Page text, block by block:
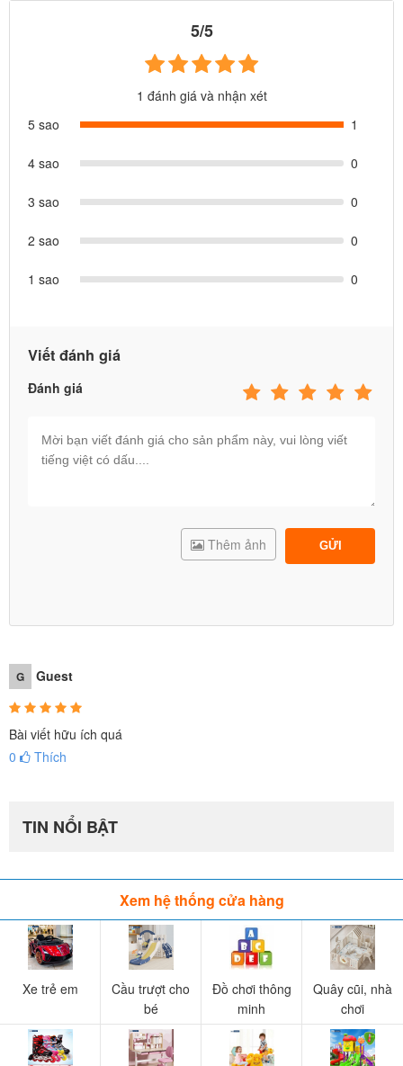
5/5
1 đánh giá và nhận xét
5 sao
1
4 sao 0
3 sao 0
2 sao 0
1 sao 0
Viết đánh giá
Đánh giá
GỬI
Thêm ảnh
G Guest
Bài viết hữu ích quá
0
Thích
TIN NỔI BẬT
Xem hệ thống cửa hàng
Xe trẻ em
Cầu trượt cho
bé
Đồ chơi thông
minh
Quây cũi, nhà
chơi